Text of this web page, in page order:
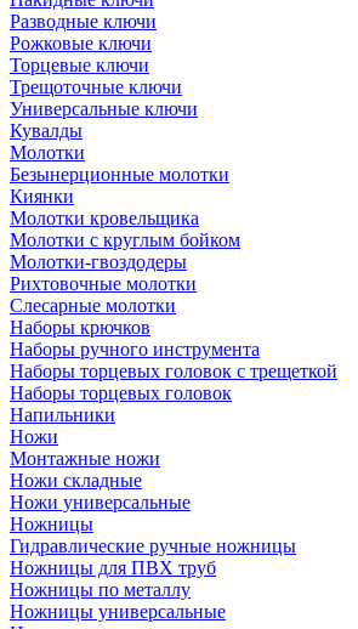
Разводные ключи
Рожковые ключи
Торцевые ключи
Трещоточные ключи
Универсальные ключи
Кувалды
Молотки
Безынерционные молотки
Киянки
Молотки кровельщика
Молотки с круглым бойком
Молотки-гвоздодеры
Рихтовочные молотки
Слесарные молотки
Наборы крючков
Наборы ручного инструмента
Наборы торцевых головок с трещеткой
Наборы торцевых головок
Напильники
Ножи
Монтажные ножи
Ножи складные
Ножи универсальные
Ножницы
Гидравлические ручные ножницы
Ножницы для ПВХ труб
Ножницы по металлу
Ножницы универсальные